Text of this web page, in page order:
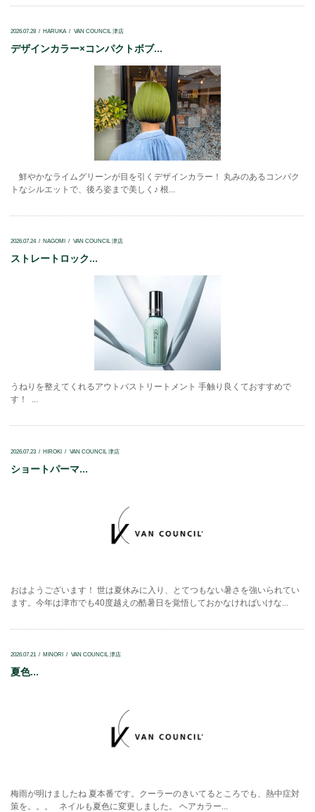
2026.07.28 HARUKA VAN COUNCIL 津店
デザインカラー×コンパクトボブ...
鮮やかなライムグリーンが目を引くデザインカラー！ 丸みのあるコンパク
トなシルエットで、後ろ姿まで美しく♪ 根...
2026.07.24 NAGOMI VAN COUNCIL 津店
ストレートロック...
うねりを整えてくれるアウトバストリートメント 手触り良くておすすめで
す！ ...
2026.07.23 HIROKI VAN COUNCIL 津店
ショートパーマ...
おはようございます！ 世は夏休みに入り、とてつもない暑さを強いられてい
ます。今年は津市でも40度越えの酷暑日を覚悟しておかなければいけな...
2026.07.21 MINORI VAN COUNCIL 津店
夏色...
梅雨が明けましたね 夏本番です。クーラーのきいてるところでも、熱中症対
策を。。。 ネイルも夏色に変更しました。 ヘアカラー...